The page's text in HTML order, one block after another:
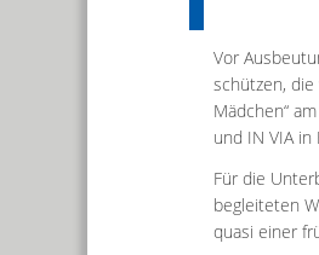
Vor
schützen,
Mädchen“
und IN VIA in
Für die
begleiteten
quasi einer